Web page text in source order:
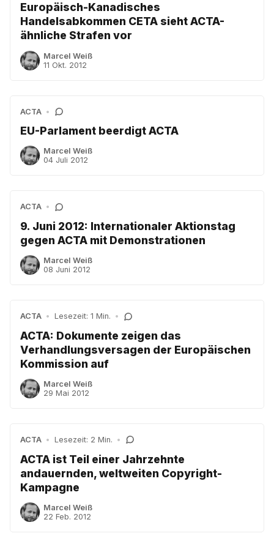
Europäisch-Kanadisches
Handelsabkommen CETA sieht ACTA-
ähnliche Strafen vor
Marcel Weiß
11 Okt. 2012
ACTA •
EU-Parlament beerdigt ACTA
Marcel Weiß
04 Juli 2012
ACTA •
9. Juni 2012: Internationaler Aktionstag
gegen ACTA mit Demonstrationen
Marcel Weiß
08 Juni 2012
ACTA • Lesezeit: 1 Min. •
ACTA: Dokumente zeigen das
Verhandlungsversagen der Europäischen
Kommission auf
Marcel Weiß
29 Mai 2012
ACTA • Lesezeit: 2 Min. •
ACTA ist Teil einer Jahrzehnte
andauernden, weltweiten Copyright-
Kampagne
Marcel Weiß
22 Feb. 2012